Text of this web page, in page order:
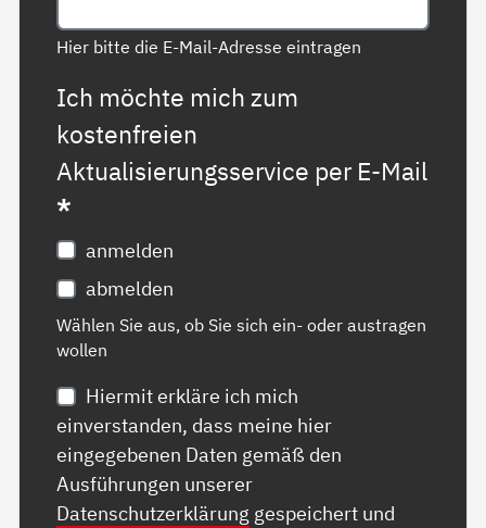
Hier bitte die E-Mail-Adresse eintragen
Ich möchte mich zum
kostenfreien
Aktualisierungsservice per E-Mail
*
anmelden
abmelden
Wählen Sie aus, ob Sie sich ein- oder austragen
wollen
Hiermit erkläre ich mich
einverstanden, dass meine hier
eingegebenen Daten gemäß den
Ausführungen unserer
Datenschutzerklärung gespeichert und